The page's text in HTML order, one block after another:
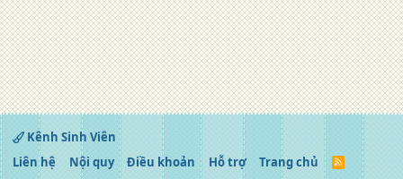
Kênh Sinh Viên
Liên hệ
Nội quy Điều khoản Hỗ trợ Trang chủ
R